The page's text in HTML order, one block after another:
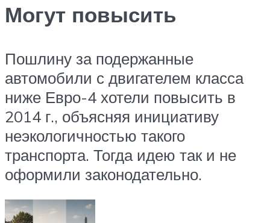
Могут повысить
Пошлину за подержанные
автомобили с двигателем класса
ниже Евро-4 хотели повысить в
2014 г., объясняя инициативу
неэкологичностью такого
транспорта. Тогда идею так и не
оформили законодательно.